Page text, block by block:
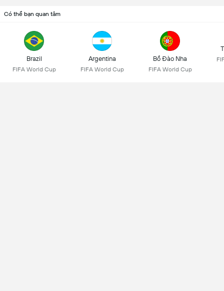
Có thể bạn quan tâm
Brazil
FIFA World Cup
Argentina
FIFA World Cup
Bồ Đào Nha
FIFA World Cup